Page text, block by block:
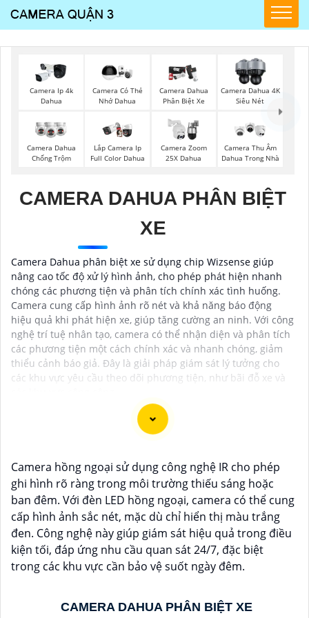
Camera Ip 4k
Dahua
Camera Có Thẻ
Nhớ Dahua
Camera Dahua
Phân Biệt Xe
Camera Dahua 4K
Siêu Nét
Camera Dahua
Chống Trộm
Lắp Camera Ip
Full Color Dahua
Camera Zoom
25X Dahua
Camera Thu Âm
Dahua Trong Nhà
CAMERA DAHUA PHÂN BIỆT
XE
Camera Dahua phân biệt xe sử dụng chip Wizsense giúp
nâng cao tốc độ xử lý hình ảnh, cho phép phát hiện nhanh
chóng các phương tiện và phân tích chính xác tình huống.
Camera cung cấp hình ảnh rõ nét và khả năng báo động
hiệu quả khi phát hiện xe, giúp tăng cường an ninh. Với công
nghệ trí tuệ nhân tạo, camera có thể nhận diện và phân tích
các phương tiện một cách chính xác và nhanh chóng, giảm
thiểu cảnh báo giả. Đây là giải pháp giám sát lý tưởng cho
các khu vực yêu cầu theo dõi phương tiện, như bãi đỗ xe và
Dạ chắc chắn, đây là tư vấn của tôi về Camera Dahua
chính hãng giá rẻ và chất lượng:
1:Camera Dahua là một thương hiệu nổi tiếng về sản
phẩm an ninh và giám sát.⚒2:Để Hoàn toàn tin cậy
mua Camera Dahua chính hãng, bạn nên mua từ các
cửa hàng uy tín hoặc các đại lý chính thức của
Dahua.☄️ 3:Mức giá của Camera Dahua có thể thay
Chất lượng của
Camera Dahua được đánh giá cao với độ phân giải
Camera hồng ngoại sử dụng công nghệ IR cho phép
ghi hình rõ ràng trong môi trường thiếu sáng hoặc
ban đêm. Với đèn LED hồng ngoại, camera có thể cung
cấp hình ảnh sắc nét, mặc dù chỉ hiển thị màu trắng
đen. Công nghệ này giúp giám sát hiệu quả trong điều
kiện tối, đáp ứng nhu cầu quan sát 24/7, đặc biệt
trong các khu vực cần bảo vệ suốt ngày đêm.
CAMERA DAHUA PHÂN BIỆT XE